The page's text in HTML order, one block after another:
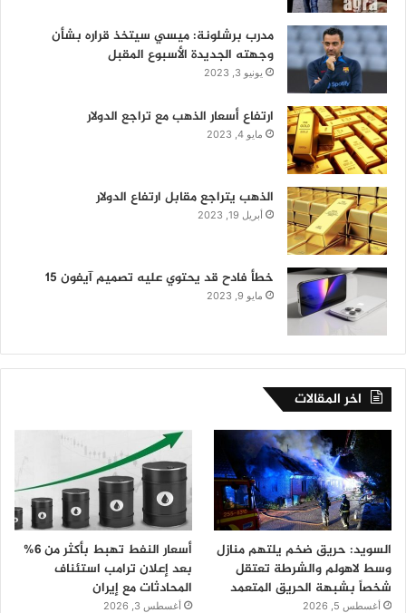
مدرب برشلونة: ميسي سيتخذ قراره بشأن
وجهته الجديدة الأسبوع المقبل
يونيو 3, 2023
ارتفاع أسعار الذهب مع تراجع الدولار
مايو 4, 2023
الذهب يتراجع مقابل ارتفاع الدولار
أبريل 19, 2023
خطأ فادح قد يحتوي عليه تصميم آيفون 15
مايو 9, 2023
اخر المقالات
السويد: حريق ضخم يلتهم منازل
وسط لاهولم والشرطة تعتقل
شخصاً بشبهة الحريق المتعمد
أغسطس 5, 2026
أسعار النفط تهبط بأكثر من 6%
بعد إعلان ترامب استئناف
المحادثات مع إيران
أغسطس 3, 2026